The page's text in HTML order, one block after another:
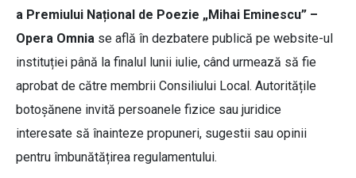
a Premiului Național de Poezie „Mihai Eminescu” –
Opera Omnia se află în dezbatere publică pe website-ul
instituției până la finalul lunii iulie, când urmează să fie
aprobat de către membrii Consiliului Local. Autoritățile
botoșănene invită persoanele fizice sau juridice
interesate să înainteze propuneri, sugestii sau opinii
pentru îmbunătățirea regulamentului.